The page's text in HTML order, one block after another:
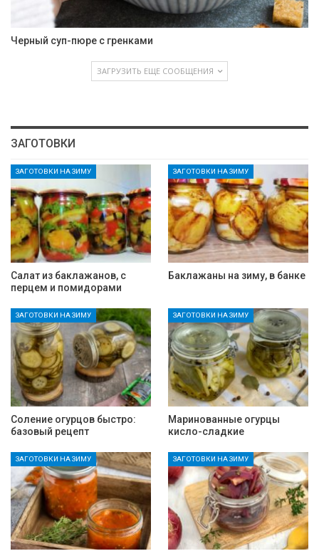
Черный суп-пюре с гренками
ЗАГРУЗИТЬ ЕЩЕ СООБЩЕНИЯ
ЗАГОТОВКИ
ЗАГОТОВКИ НА ЗИМУ
Салат из баклажанов, с
перцем и помидорами
ЗАГОТОВКИ НА ЗИМУ
Баклажаны на зиму, в банке
ЗАГОТОВКИ НА ЗИМУ
Соление огурцов быстро:
базовый рецепт
ЗАГОТОВКИ НА ЗИМУ
Маринованные огурцы
кисло-сладкие
ЗАГОТОВКИ НА ЗИМУ ЗАГОТОВКИ НА ЗИМУ